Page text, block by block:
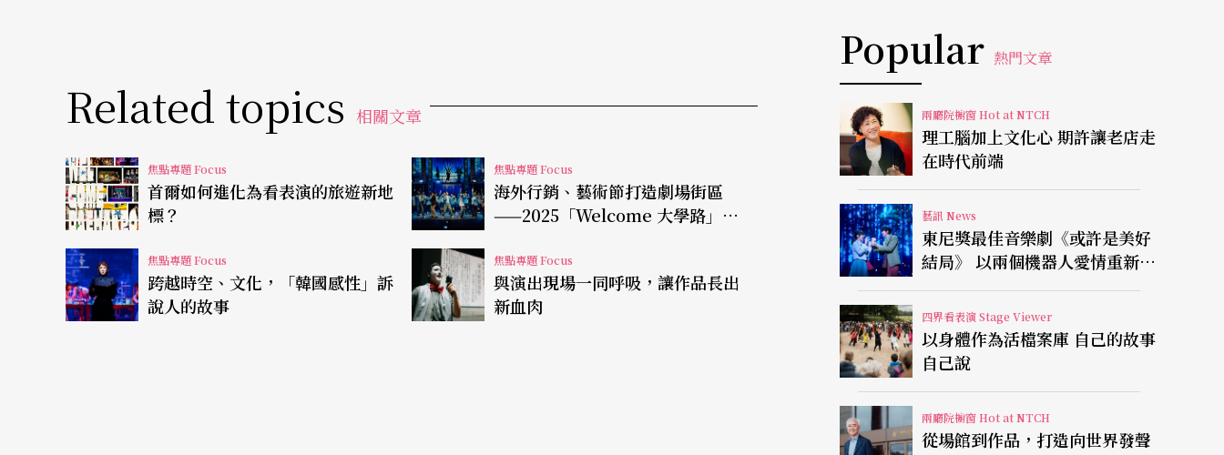
Related topics 相關文章
焦點專題 Focus
首爾如何進化為看表演的旅遊新地
標？
焦點專題 Focus
海外行銷、藝術節打造劇場街區
——2025「Welcome 大學路」現
焦點專題 Focus
跨越時空、文化，「韓國感性」訴
說人的故事
焦點專題 Focus
與演出現場一同呼吸，讓作品長出
新血肉
Popular 熱門文章
兩廳院櫥窗 Hot at NTCH
理工腦加上文化心 期許讓老店走
在時代前端
藝訊 News
東尼獎最佳音樂劇《或許是美好
結局》 以兩個機器人愛情重新凝
視有限人生
四界看表演 Stage Viewer
以身體作為活檔案庫 自己的故事
自己說
兩廳院櫥窗 Hot at NTCH
從場館到作品，打造向世界發聲